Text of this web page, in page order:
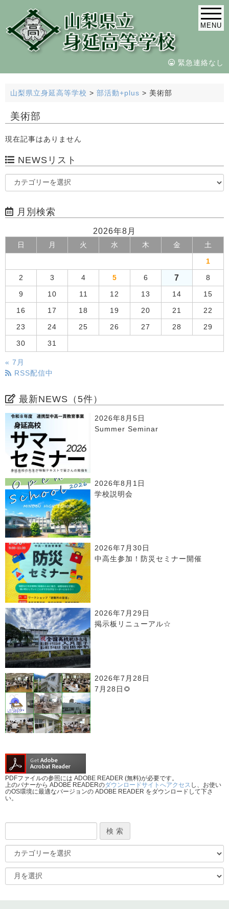
MENU
緊急連絡なし
山梨県立身延高等学校 > 部活動+plus > 美術部
美術部
現在記事はありません
NEWSリスト
月別検索
2026年8月
日 月 火 水 木 金 土
1
2 3 4 5 6 7 8
9 10 11 12 13 14 15
16 17 18 19 20 21 22
23 24 25 26 27 28 29
30 31
« 7月
RSS配信中
最新NEWS（5件）
2026年8月5日
Summer Seminar
2026年8月1日
学校説明会
2026年7月30日
中高生参加！防災セミナー開催
2026年7月29日
掲示板リニューアル☆
2026年7月28日
7月28日🌻
PDFファイルの参照には ADOBE READER (無料)が必要です。
上のバナーから ADOBE READERのダウンロードサイトへアクセス し、お使い
のOS環境に最適なバージョンの ADOBE READER をダウンロードして下さ
い。